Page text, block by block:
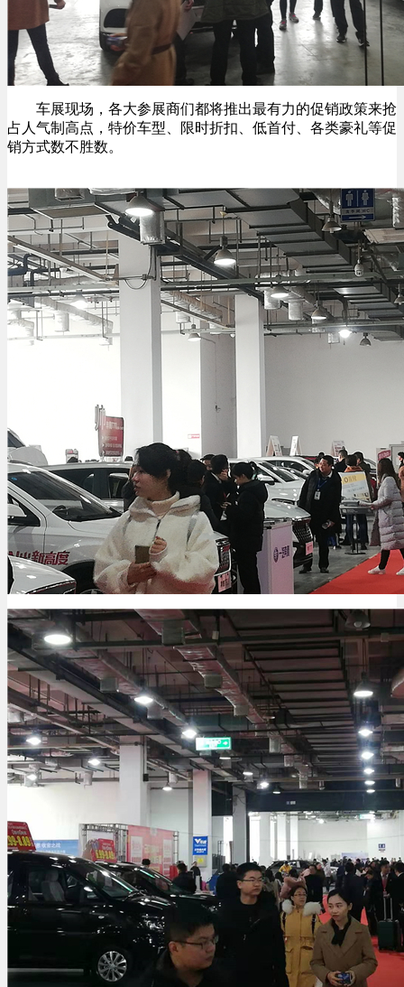
车展现场，各大参展商们都将推出最有力的促销政策来抢
占人气制高点，特价车型、限时折扣、低首付、各类豪礼等促
销方式数不胜数。